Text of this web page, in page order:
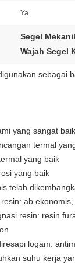
Ya
Segel
Wajah Segel
sebagai
yang sangat baik
termal
yang baik
yang baik
telah
ab
resin: resin
logam:
suhu kerja